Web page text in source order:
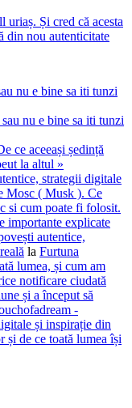
uriaș. Și cred că acesta
din nou autenticitate
nu e bine sa iti tunzi
nu e bine sa iti tunzi
ce aceeași ședință
la altul »
strategii digitale
Mosc ( Musk ). Ce
si cum poate fi folosit.
importante explicate
autentice,
la Furtuna
lumea, și cum am
notificare ciudată
și a început să
-
și inspirație din
și de ce toată lumea își